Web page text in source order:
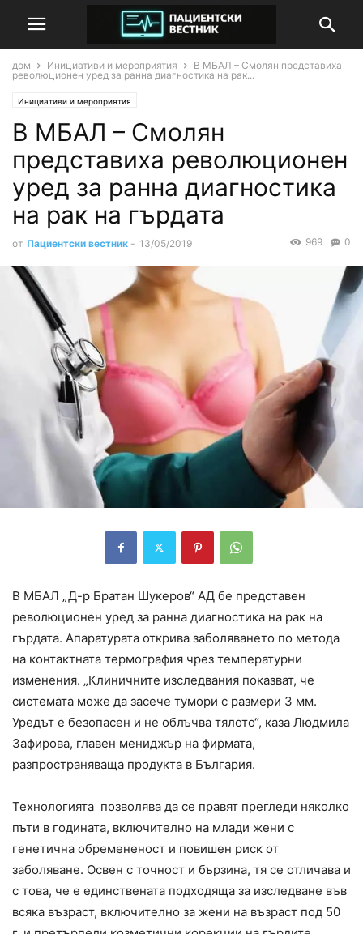
дом Инициативи и мероприятия
В МБАЛ – Смолян представиха
революционен уред за ранна диагностика на рак...
Инициативи и мероприятия
В МБАЛ – Смолян
представиха революционен
уред за ранна диагностика
на рак на гърдата
от Пациентски вестник - 13/05/2019 0
969
В МБАЛ „Д-р Братан Шукеров“ АД бе представен
революционен уред за ранна диагностика на рак на
гърдата. Апаратурата открива заболяването по метода
на контактната термография чрез температурни
изменения. „Клиничните изследвания показват, че
системата може да засече тумори с размери 3 мм.
Уредът е безопасен и не облъчва тялото“, каза Людмила
Зафирова, главен мениджър на фирмата,
разпространяваща продукта в България.
Технологията позволява да се правят прегледи няколко
пъти в годината, включително на млади жени с
генетична обремененост и повишен риск от
заболяване. Освен с точност и бързина, тя се отличава и
с това, че е единствената подходяща за изследване във
всяка възраст, включително за жени на възраст под 50